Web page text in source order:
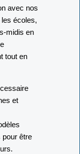
avec nos
écoles,
midis en
tout en
et
pour être